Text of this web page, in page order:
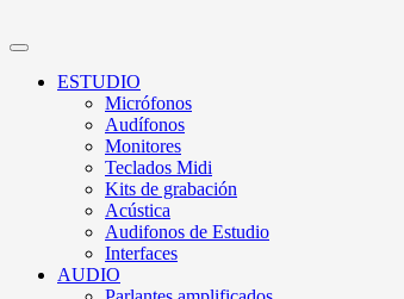
ESTUDIO
Micrófonos
Audífonos
Monitores
Teclados Midi
Kits de grabación
Acústica
Audifonos de Estudio
Interfaces
AUDIO